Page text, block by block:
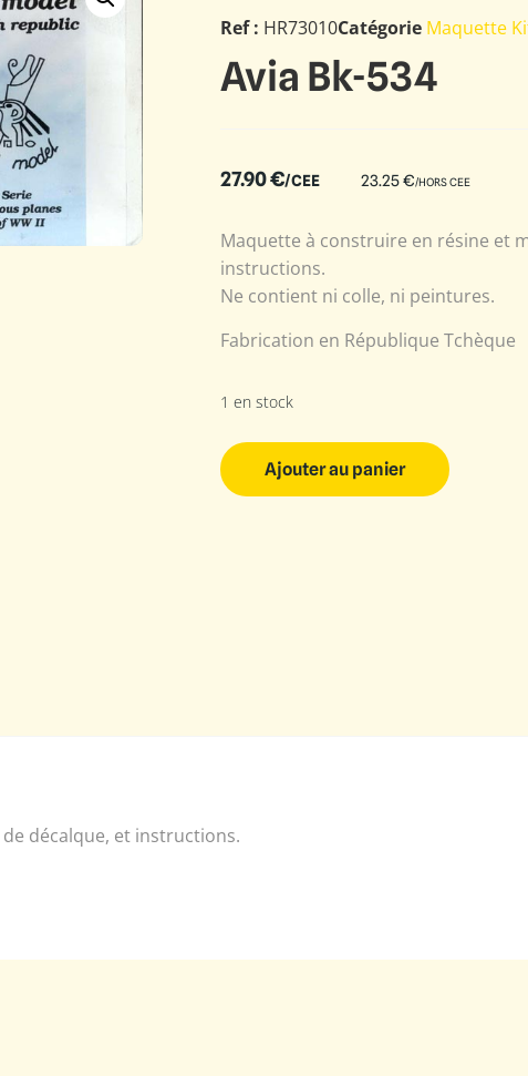
Ref : HR73010Catégorie Maquette
Avia Bk-534
27.90€/CEE 23.25€/HORS CEE
Maquette à construire en résine et
instructions.
Ne contient ni colle, ni peintures.
Fabrication en République Tchèque
1 en stock
Ajouter au panier
décalque, et instructions.